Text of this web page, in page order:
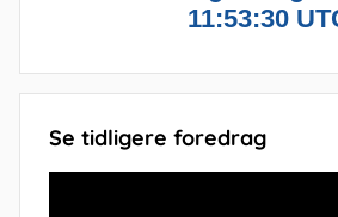
Se tidligere foredrag